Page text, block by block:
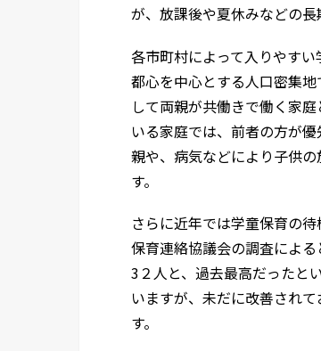
が、放課後や夏休みなどの長
各市町村によって入りやす
都心を中心とする人口密集
して両親が共働きで働く家
いる家庭では、前者の方が
親や、病気などにより子供
す。
さらに近年では学童保育の
保育連絡協議会の調査によ
3２人と、過去最高だったとい
いますが、未だに改善され
す。